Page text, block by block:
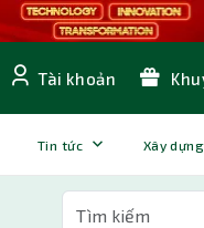
Tài khoản
Tin tức Xây